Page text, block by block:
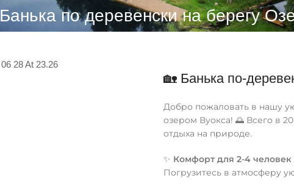
Банька по деревенски на берегу
🏡 Банька по-
Добро пожаловать в нашу
озером Вуокса! 🌅 Всего в
отдыха на природе.
✨ Комфорт для 2-4 человек
Погрузитесь в атмосферу